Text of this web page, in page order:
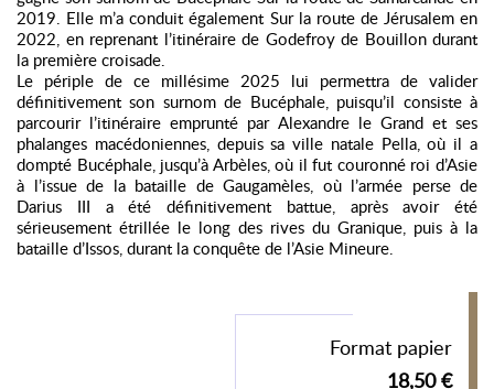
2019. Elle m’a conduit également Sur la route de Jérusalem en
2022, en reprenant l’itinéraire de Godefroy de Bouillon durant
la première croisade.
Le périple de ce millésime 2025 lui permettra de valider
définitivement son surnom de Bucéphale, puisqu’il consiste à
parcourir l’itinéraire emprunté par Alexandre le Grand et ses
phalanges macédoniennes, depuis sa ville natale Pella, où il a
dompté Bucéphale, jusqu’à Arbèles, où il fut couronné roi d’Asie
à l’issue de la bataille de Gaugamèles, où l’armée perse de
Darius III a été définitivement battue, après avoir été
sérieusement étrillée le long des rives du Granique, puis à la
bataille d’Issos, durant la conquête de l’Asie Mineure.
Format papier
18,50 €